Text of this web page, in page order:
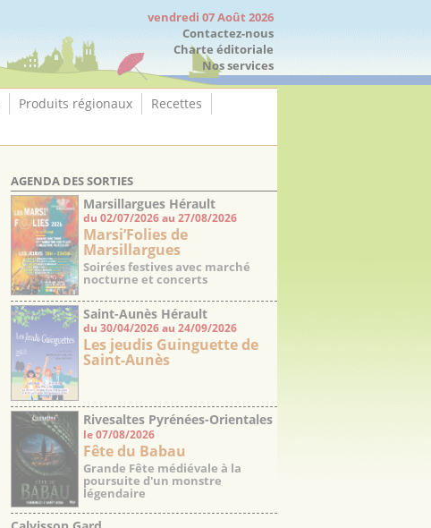
vendredi 07 Août 2026
Contactez-nous
Charte éditoriale
Nos services
Produits régionaux
Recettes
AGENDA DES SORTIES
Marsillargues Hérault
du 02/07/2026 au 27/08/2026
Marsi’Folies de
Marsillargues
Soirées festives avec marché
nocturne et concerts
Saint-Aunès Hérault
du 30/04/2026 au 24/09/2026
Les jeudis Guinguette de
Saint-Aunès
Rivesaltes Pyrénées-Orientales
le 07/08/2026
Fête du Babau
Grande Fête médiévale à la
poursuite d'un monstre
légendaire